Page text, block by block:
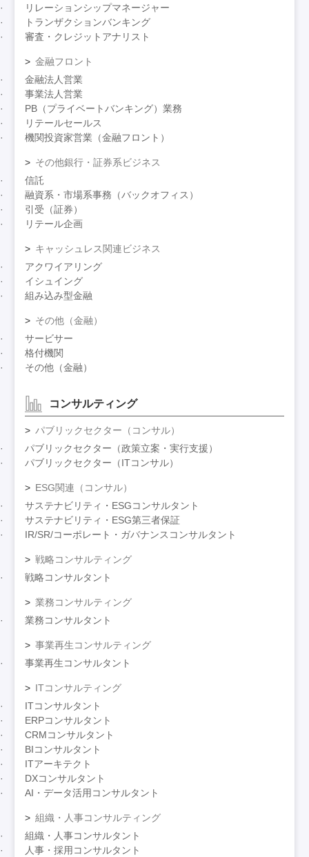
リレーションシップマネージャー
トランザクションバンキング
審査・クレジットアナリスト
金融フロント
金融法人営業
事業法人営業
PB（プライベートバンキング）業務
リテールセールス
機関投資家営業（金融フロント）
その他銀行・証券系ビジネス
信託
融資系・市場系事務（バックオフィス）
引受（証券）
リテール企画
キャッシュレス関連ビジネス
アクワイアリング
イシュイング
組み込み型金融
その他（金融）
サービサー
格付機関
その他（金融）
コンサルティング
パブリックセクター（コンサル）
パブリックセクター（政策立案・実行支援）
パブリックセクター（ITコンサル）
ESG関連（コンサル）
サステナビリティ・ESGコンサルタント
サステナビリティ・ESG第三者保証
IR/SR/コーポレート・ガバナンスコンサルタント
戦略コンサルティング
戦略コンサルタント
業務コンサルティング
業務コンサルタント
事業再生コンサルティング
事業再生コンサルタント
ITコンサルティング
ITコンサルタント
ERPコンサルタント
CRMコンサルタント
BIコンサルタント
ITアーキテクト
DXコンサルタント
AI・データ活用コンサルタント
組織・人事コンサルティング
組織・人事コンサルタント
人事・採用コンサルタント